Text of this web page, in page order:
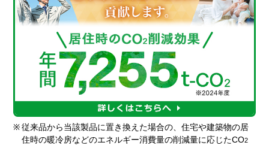
※ 従来品から当該製品に置き換えた場合の、住宅や建築物の居
住時の暖冷房などのエネルギー消費量の削減量に応じたCO2